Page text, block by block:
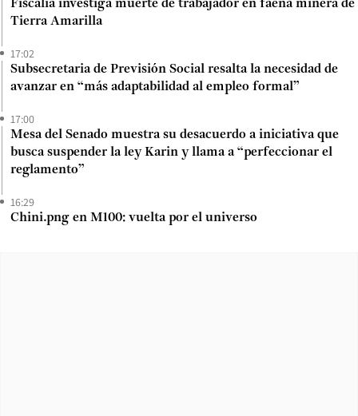
Fiscalía investiga muerte de trabajador en faena minera de
Tierra Amarilla
17:02
Subsecretaria de Previsión Social resalta la necesidad de
avanzar en “más adaptabilidad al empleo formal”
17:00
Mesa del Senado muestra su desacuerdo a iniciativa que
busca suspender la ley Karin y llama a “perfeccionar el
reglamento”
16:29
Chini.png en M100: vuelta por el universo